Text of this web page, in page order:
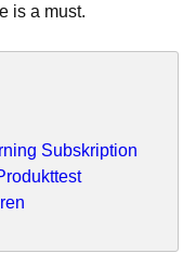
is a must.
Subskription